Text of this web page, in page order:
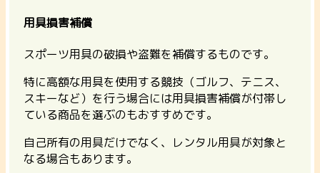
用具損害補償
スポーツ用具の破損や盗難を補償するものです。
特に高額な用具を使用する競技 （ゴルフ、テニス、
スキーなど）を行う場合には用具損害補償が付帯し
ている商品を選ぶのもおすすめです。
自己所有の用具だけでなく、レンタル用具が対象と
なる場合もあります。